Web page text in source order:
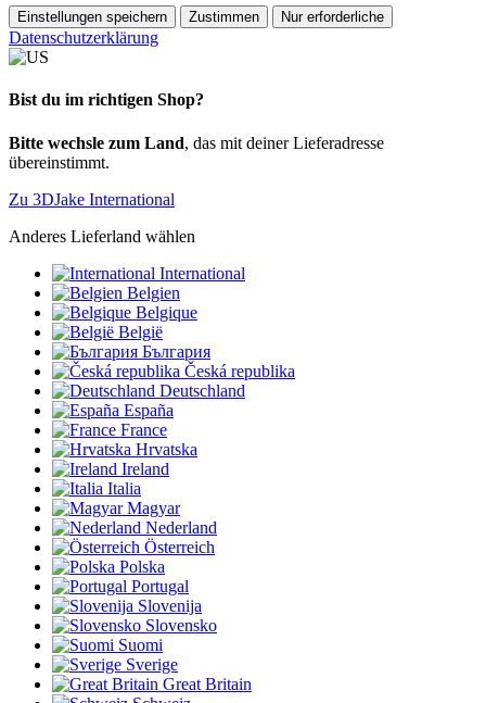
Einstellungen speichern Zustimmen Nur erforderliche
Datenschutzerklärung
Bist du im richtigen Shop?
Bitte wechsle zum Land, das mit deiner Lieferadresse
übereinstimmt.
Zu 3DJake International
Anderes Lieferland wählen
International
Belgien
Belgique
België
България
Česká republika
Deutschland
España
France
Hrvatska
Ireland
Italia
Magyar
Nederland
Österreich
Polska
Portugal
Slovenija
Slovensko
Suomi
Sverige
Great Britain